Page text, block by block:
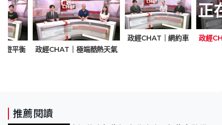
遊平衡 政經CHAT｜極端酷熱天氣
政經CHAT｜網約車
正
政經
推薦閱讀